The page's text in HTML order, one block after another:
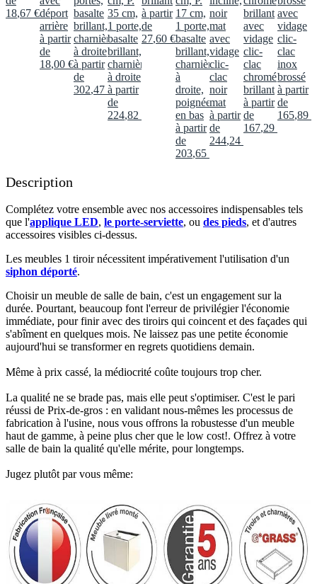
18,67 €déport
arrière
à partir
de
18,00 €
basalte
brillant,
charnières
à droite
à partir
de
302,47 €
35 cm,
1 porte,
basalte
brillant,
charnières
à droite
à partir
de
224,82
à partir
de
27,60 €
17 cm,
1 porte,
basalte
brillant,
charnières
à
droite,
poignée
en bas
à partir
de
203,65
noir
mat
avec
vidage
clic-
clac
noir
mat
à partir
de
244,24
brillant
avec
vidage
clic-
clac
chromé
brillant
à partir
de
167,29
avec
vidage
clic-
clac
inox
brossé
à partir
de
165,89
Description
Complétez votre ensemble avec nos accessoires indispensables tels
que l'applique LED, le porte-serviette, ou des pieds, et d'autres
accessoires visibles ci-dessus.​
Les meubles 1 tiroir nécessitent impérativement l'utilisation d'un
siphon déporté.​
Choisir un meuble de salle de bain, c'est un engagement sur la
durée. Pourtant, beaucoup font l'erreur de privilégier l'économie
immédiate, pour finir avec des tiroirs qui coincent et des façades qui
s'abîment en quelques mois. Ne laissez pas une petite économie
aujourd'hui se transformer en regrets quotidiens demain.
Même à prix cassé, la médiocrité coûte toujours trop cher.
La qualité ne se brade pas, mais elle peut s'optimiser. C'est le pari
réussi de Prix-de-gros : en validant nous-mêmes les processus de
fabrication à l'usine, nous vous offrons la robustesse d'un meuble
haut de gamme, à peine plus cher que le low cost!. Offrez à votre
salle de bain la qualité qu'elle mérite, pour longtemps.
Jugez plutôt par vous même: